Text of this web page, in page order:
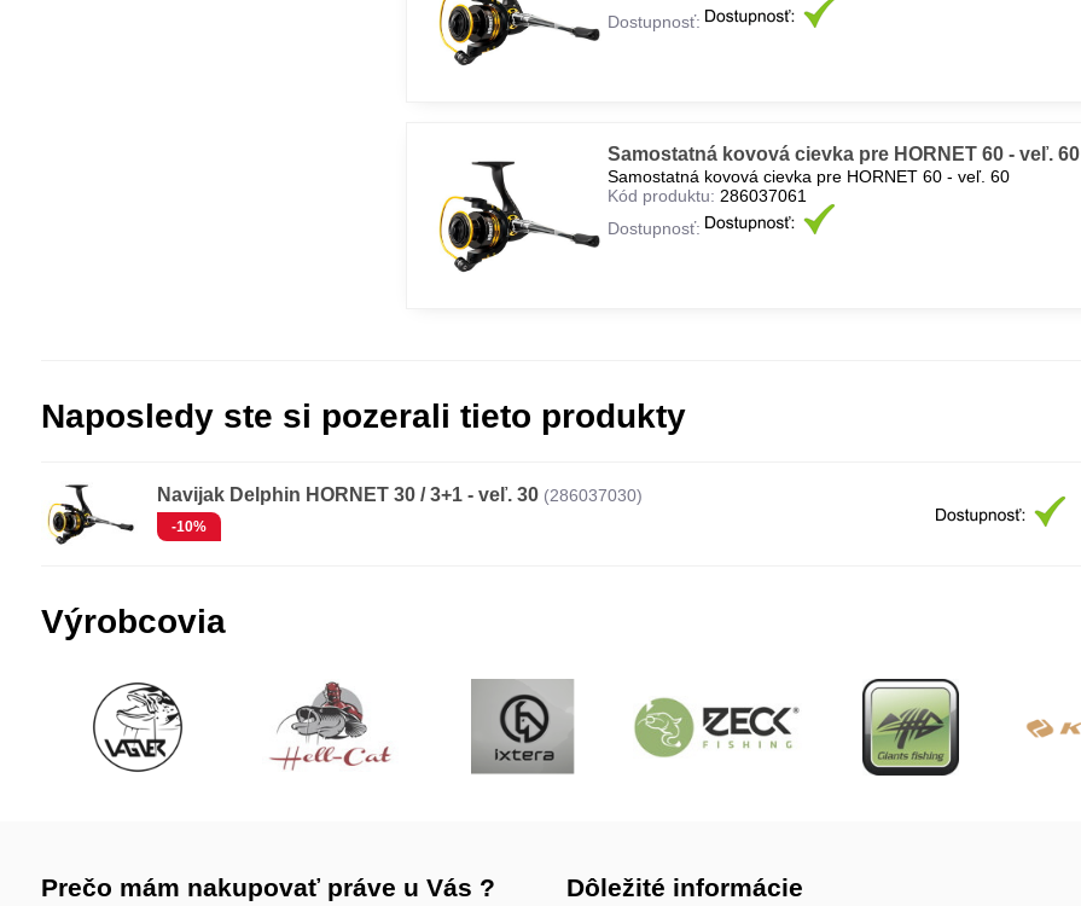
Dostupnosť:
Samostatná kovová cievka pre HORNET 60 - veľ. 60
Samostatná kovová cievka pre HORNET 60 - veľ. 60
Kód produktu: 286037061
Dostupnosť:
Naposledy ste si pozerali tieto produkty
Navijak Delphin HORNET 30 / 3+1 - veľ. 30 (286037030)
-10%
Výrobcovia
Prečo mám nakupovať práve u Vás ?
Dôležité informácie